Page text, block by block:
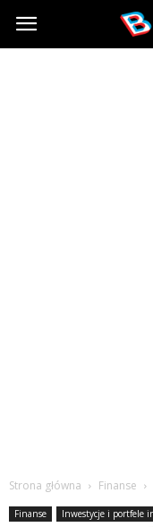
Bizneswiki.pl
Strona główna Finanse
Finanse Inwestycje i portfele